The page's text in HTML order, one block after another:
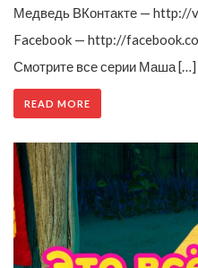
Медведь ВКонтакте — http://
Facebook — http://
Смотрите все серии Маша […]
READ MORE